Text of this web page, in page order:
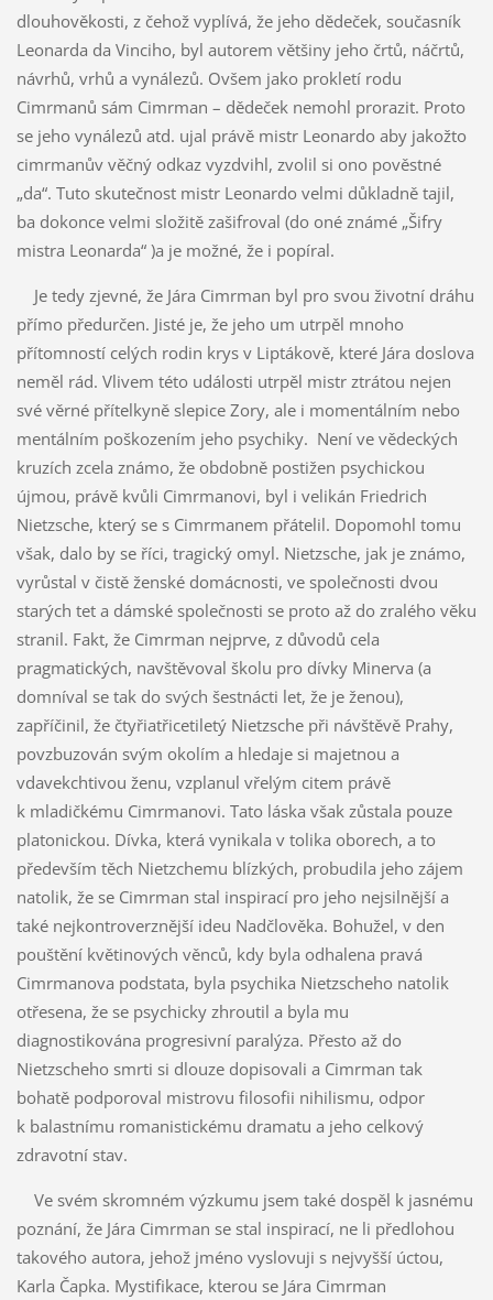
dlouhověkosti, z čehož vyplívá, že jeho dědeček, současník
Leonarda da Vinciho, byl autorem většiny jeho črtů, náčrtů,
návrhů, vrhů a vynálezů. Ovšem jako prokletí rodu
Cimrmanů sám Cimrman – dědeček nemohl prorazit. Proto
se jeho vynálezů atd. ujal právě mistr Leonardo aby jakožto
cimrmanův věčný odkaz vyzdvihl, zvolil si ono pověstné
„da“. Tuto skutečnost mistr Leonardo velmi důkladně tajil,
ba dokonce velmi složitě zašifroval (do oné známé „Šifry
mistra Leonarda“ )a je možné, že i popíral.
Je tedy zjevné, že Jára Cimrman byl pro svou životní dráhu
přímo předurčen. Jisté je, že jeho um utrpěl mnoho
přítomností celých rodin krys v Liptákově, které Jára doslova
neměl rád. Vlivem této události utrpěl mistr ztrátou nejen
své věrné přítelkyně slepice Zory, ale i momentálním nebo
mentálním poškozením jeho psychiky. Není ve vědeckých
kruzích zcela známo, že obdobně postižen psychickou
újmou, právě kvůli Cimrmanovi, byl i velikán Friedrich
Nietzsche, který se s Cimrmanem přátelil. Dopomohl tomu
však, dalo by se říci, tragický omyl. Nietzsche, jak je známo,
vyrůstal v čistě ženské domácnosti, ve společnosti dvou
starých tet a dámské společnosti se proto až do zralého věku
stranil. Fakt, že Cimrman nejprve, z důvodů cela
pragmatických, navštěvoval školu pro dívky Minerva (a
domníval se tak do svých šestnácti let, že je ženou),
zapříčinil, že čtyřiatřicetiletý Nietzsche při návštěvě Prahy,
povzbuzován svým okolím a hledaje si majetnou a
vdavekchtivou ženu, vzplanul vřelým citem právě
k mladičkému Cimrmanovi. Tato láska však zůstala pouze
platonickou. Dívka, která vynikala v tolika oborech, a to
především těch Nietzchemu blízkých, probudila jeho zájem
natolik, že se Cimrman stal inspirací pro jeho nejsilnější a
také nejkontroverznější ideu Nadčlověka. Bohužel, v den
pouštění květinových věnců, kdy byla odhalena pravá
Cimrmanova podstata, byla psychika Nietzscheho natolik
otřesena, že se psychicky zhroutil a byla mu
diagnostikována progresivní paralýza. Přesto až do
Nietzscheho smrti si dlouze dopisovali a Cimrman tak
bohatě podporoval mistrovu filosofii nihilismu, odpor
k balastnímu romanistickému dramatu a jeho celkový
zdravotní stav.
Ve svém skromném výzkumu jsem také dospěl k jasnému
poznání, že Jára Cimrman se stal inspirací, ne li předlohou
takového autora, jehož jméno vyslovuji s nejvyšší úctou,
Karla Čapka. Mystifikace, kterou se Jára Cimrman